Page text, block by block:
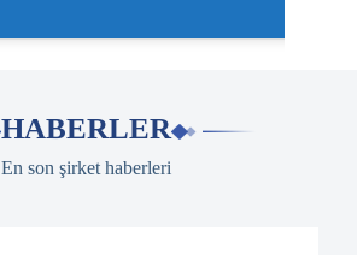
HABERLER
En son şirket haberleri